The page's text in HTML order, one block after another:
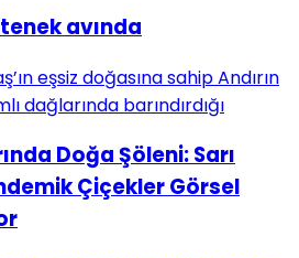
avında
Doğa Şöleni: Sarı
Çiçekler Görsel